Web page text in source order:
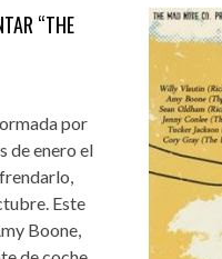
“THE
por
de enero el
Este
Boone,